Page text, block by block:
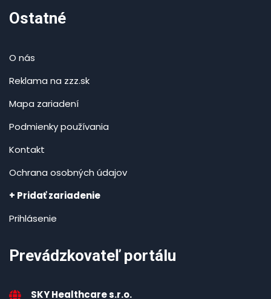
Ostatné
O nás
Reklama na zzz.sk
Mapa zariadení
Podmienky používania
Kontakt
Ochrana osobných údajov
+ Pridať zariadenie
Prihlásenie
Prevádzkovateľ portálu
SKY Healthcare s.r.o.